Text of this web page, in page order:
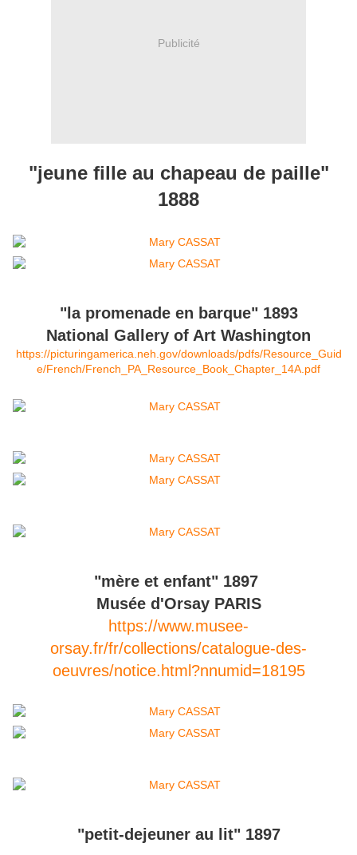
Publicité
"jeune fille au chapeau de paille"
1888
"la promenade en barque" 1893
National Gallery of Art Washington
https://picturingamerica.neh.gov/downloads/pdfs/Resource_Guid
e/French/French_PA_Resource_Book_Chapter_14A.pdf
"mère et enfant" 1897
Musée d'Orsay PARIS
https://www.musee-
orsay.fr/fr/collections/catalogue-des-
oeuvres/notice.html?nnumid=18195
"petit-dejeuner au lit" 1897